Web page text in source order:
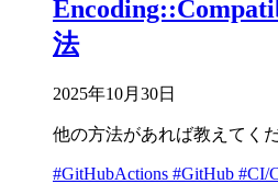
法
2025年10月30日
他の方法があれば教えてく
#GitHubActions #GitHub #CI/